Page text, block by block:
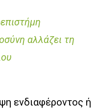
αλλάζει τη
ενδιαφέροντος ή